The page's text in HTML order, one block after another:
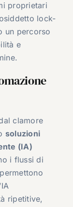
proprietari
lock-
un percorso
e
clamore
soluzioni
(IA)
i flussi di
ripetitive,